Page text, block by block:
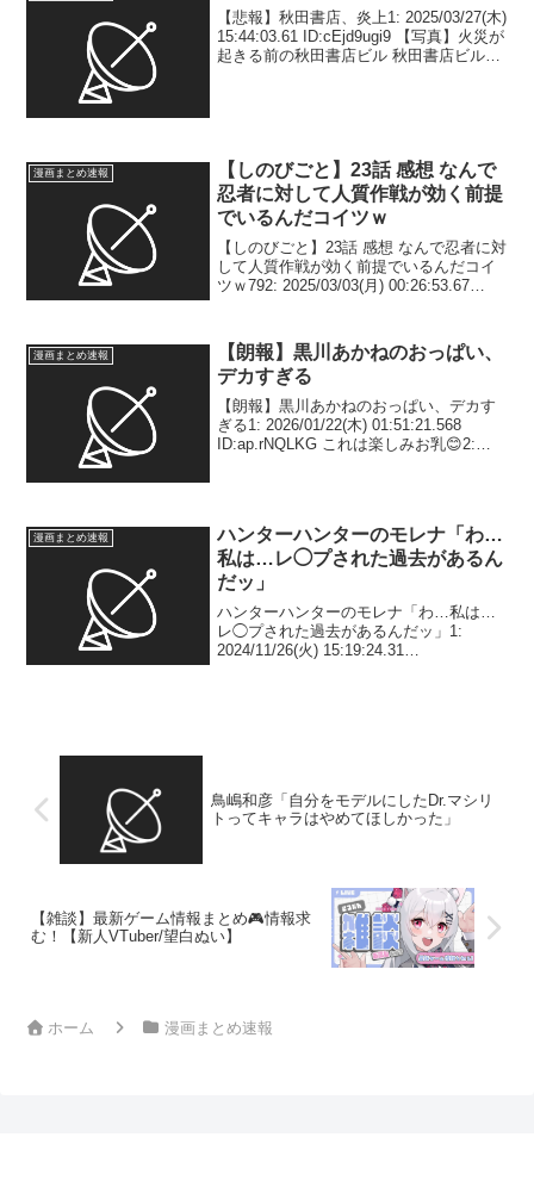
【悲報】秋田書店、炎上1: 2025/03/27(木)
15:44:03.61 ID:cEjd9ugi9 【写真】火災が
起きる前の秋田書店ビル 秋田書店ビルで
漫画まとめ速報
【しのびごと】23話 感想 なんで
忍者に対して人質作戦が効く前提
でいるんだコイツｗ
【しのびごと】23話 感想 なんで忍者に対
して人質作戦が効く前提でいるんだコイ
ツｗ792: 2025/03/03(月) 00:26:53.67
202...
漫画まとめ速報
【朗報】黒川あかねのおっぱい、
デカすぎる
【朗報】黒川あかねのおっぱい、デカす
ぎる1: 2026/01/22(木) 01:51:21.568
ID:ap.rNQLKG これは楽しみお乳😊2:
漫画まとめ速報
ハンターハンターのモレナ「わ…
私は…レ◯プされた過去があるん
だッ」
ハンターハンターのモレナ「わ…私は…
レ◯プされた過去があるんだッ」1:
2024/11/26(火) 15:19:24.31
鳥嶋和彦「自分をモデルにしたDr.マシリ
トってキャラはやめてほしかった」
【雑談】最新ゲーム情報まとめ🎮情報求
む！【新人VTuber/望白ぬい】
ホーム 漫画まとめ速報